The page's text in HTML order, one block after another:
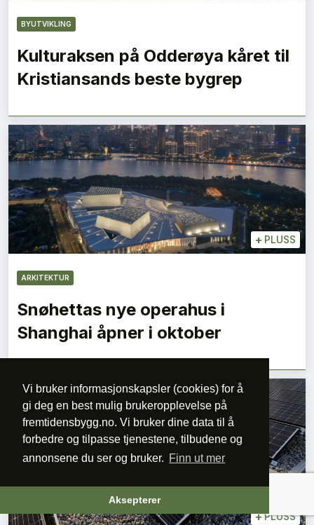
Vi bruker informasjonskapsler (cookies) for å
gi deg en best mulig brukeropplevelse på
fremtidensbygg.no. Vi bruker dine data til å
forbedre og tilpasse tjenestene, tilbudene og
annonsene du ser og bruker. Finn ut mer
Aksepterer
BYUTVIKLING
Kulturaksen på Odderøya kåret til
Kristiansands beste bygrep
+ PLUSS
ARKITEKTUR
Snøhettas nye operahus i
Shanghai åpner i oktober
+PLUSS